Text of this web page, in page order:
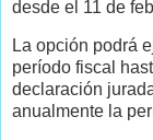
desde el 11 de
La opción podrá
período fiscal
declaración
anualmente la